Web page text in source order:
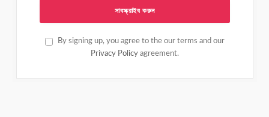
By signing up, you agree to the our terms and our
Privacy Policy agreement.